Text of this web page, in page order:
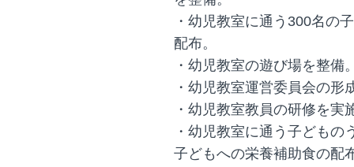
・幼児教室に通う300名の
配布。
・幼児教室の遊び場を整備
・幼児教室運営委員会の形
・幼児教室教員の研修を実
・幼児教室に通う子ども
子どもへの栄養補助食の